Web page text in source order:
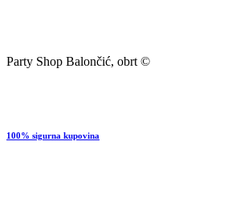
Party Shop Balončić, obrt ©
100% sigurna kupovina